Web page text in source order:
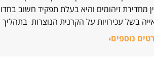
מחדירת זיהומים והיא בעלת תפקיד חשוב
בשל עכירויות על הקרנית הנוצרות
נוספים